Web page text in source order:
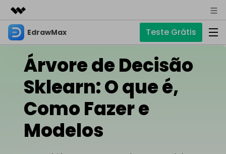
Produtos em destaque
Criatividade digital com IA generativa
Utilitários
Negócios
Soluções
Sobre nós
Sala de imprensa
EdrawMax Teste Grátis
Produtos
EdrawMax
Precisa da versão online? Clique aqui
Soluções
Para diagramas
Fluxograma Hot
IA de EdrawMax
Árvore de Decisão
Sklearn: O que é,
Como Fazer e
Modelos